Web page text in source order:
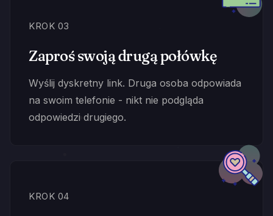
KROK 03
Zaproś swoją drugą połówkę
Wyślij dyskretny link. Druga osoba odpowiada
na swoim telefonie - nikt nie podgląda
odpowiedzi drugiego.
KROK 04